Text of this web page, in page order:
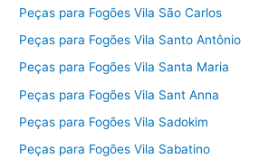
Peças para Fogões Vila São Carlos
Peças para Fogões Vila Santo Antônio
Peças para Fogões Vila Santa Maria
Peças para Fogões Vila Sant Anna
Peças para Fogões Vila Sadokim
Peças para Fogões Vila Sabatino